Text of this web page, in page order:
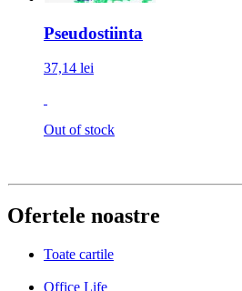
Pseudostiinta
37,14 lei
Out of stock
Ofertele noastre
Toate cartile
Office Life